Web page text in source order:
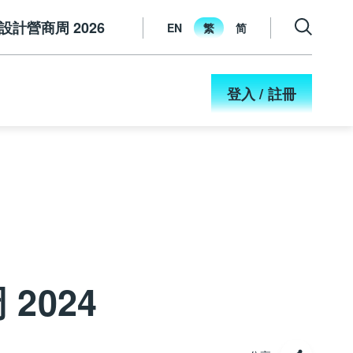
計營商周 2026 EN 繁 简
登入 / 註冊
2024